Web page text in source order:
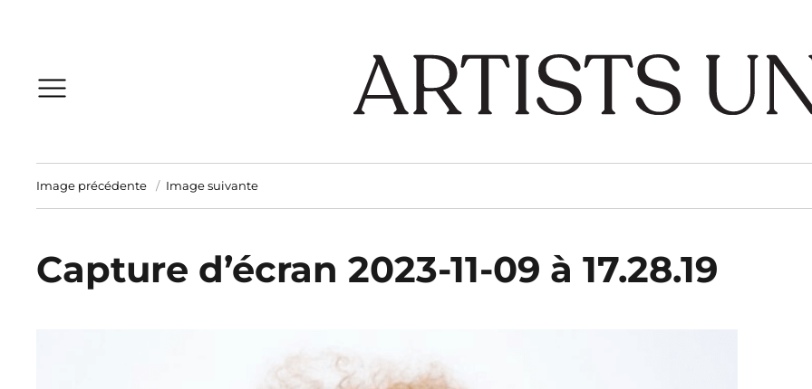
Image précédente Image suivante
Capture d’écran 2023-11-09 à 17.28.19